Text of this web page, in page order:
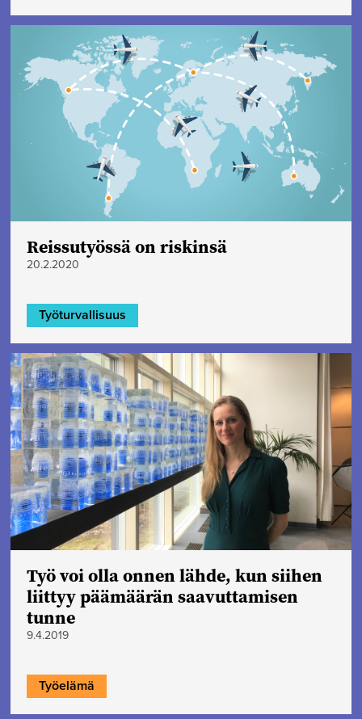
Reissutyössä on riskinsä
20.2.2020
Työturvallisuus
Työ voi olla onnen lähde, kun siihen
liittyy päämäärän saavuttamisen
tunne
9.4.2019
Työelämä